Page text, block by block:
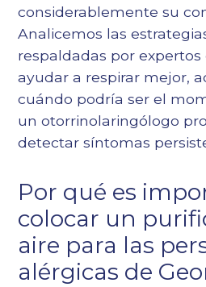
considerablemente su
Analicemos las
respaldadas por
ayudar a respirar mejor,
cuándo podría ser el
un otorrinolaringólogo
detectar síntomas
Por qué es
colocar un
aire para las
alérgicas de